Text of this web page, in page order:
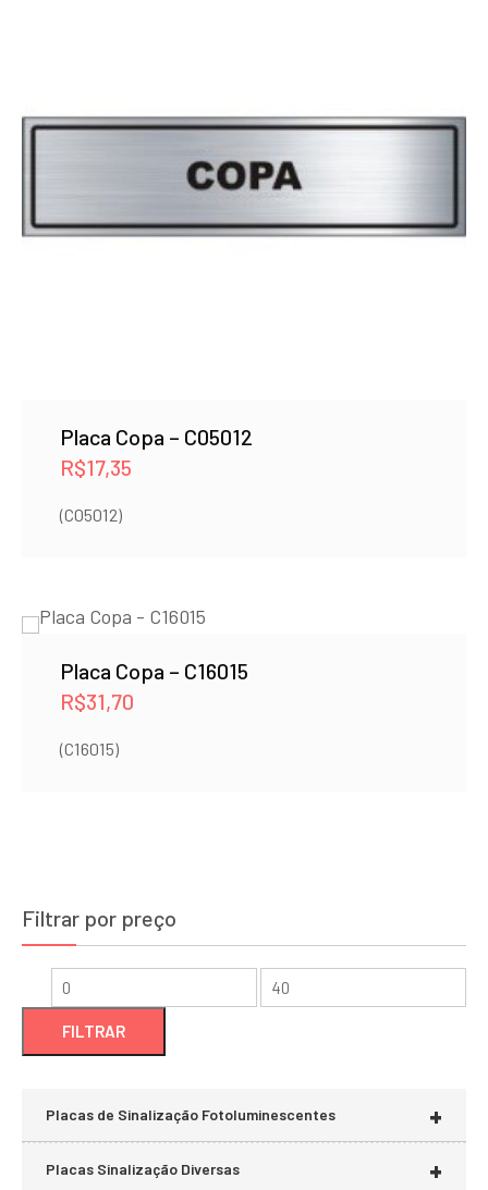
Placa Copa – C05012
R$17,35
(C05012)
Placa Copa – C16015
R$31,70
(C16015)
Filtrar por preço
Preço
Preço
FILTRAR
+
Placas de Sinalização Fotoluminescentes
+
Placas Sinalização Diversas